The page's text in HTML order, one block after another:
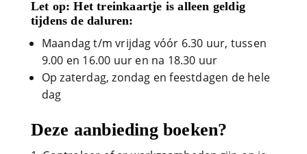
Let op: Het treinkaartje is alleen geldig
tijdens de daluren:
Maandag t/m vrijdag vóór 6.30 uur, tussen
9.00 en 16.00 uur en na 18.30 uur
Op zaterdag, zondag en feestdagen de hele
dag
Deze aanbieding boeken?